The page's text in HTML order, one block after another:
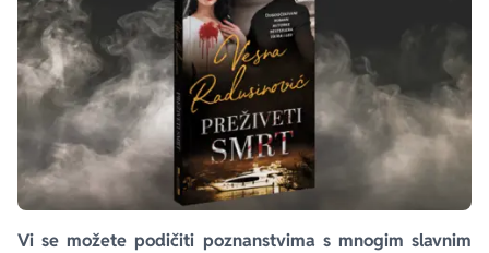
Vi se možete podičiti poznanstvima s mnogim slavnim